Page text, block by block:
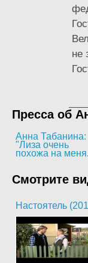
не
Пресса об
Анна Табанина:
"Лиза очень
похожа на
Смотрите
Настоятель